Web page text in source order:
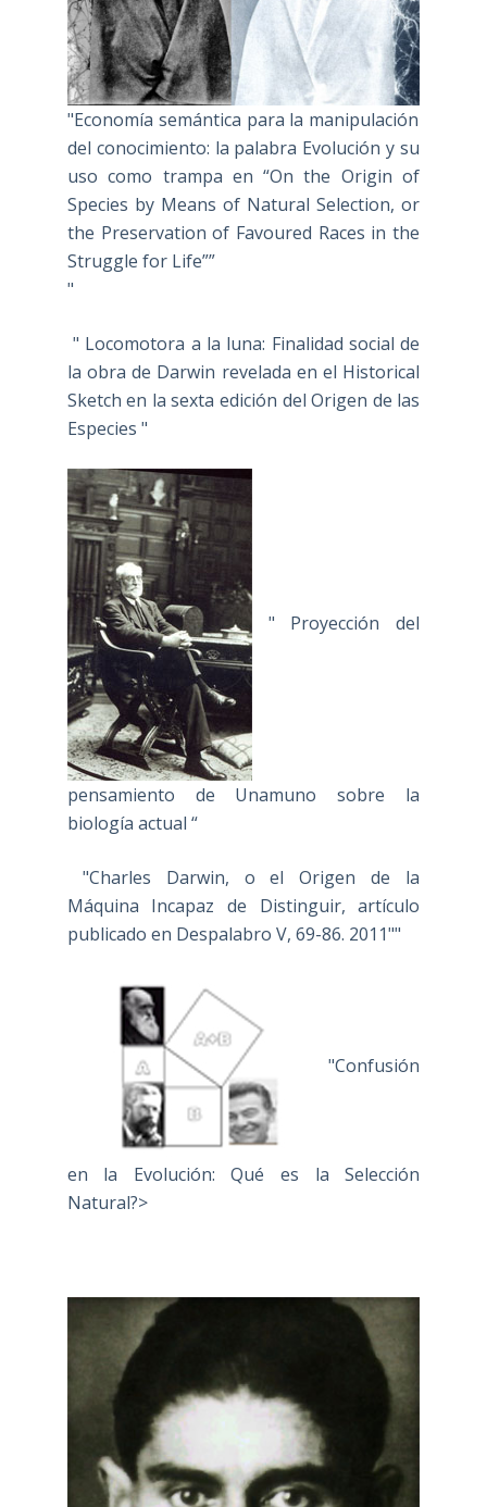
"Economía semántica para la manipulación
del conocimiento: la palabra Evolución y su
uso como trampa en “On the Origin of
Species by Means of Natural Selection, or
the Preservation of Favoured Races in the
Struggle for Life””
"
" Locomotora a la luna: Finalidad social de
la obra de Darwin revelada en el Historical
Sketch en la sexta edición del Origen de las
Especies "
" Proyección del
pensamiento de Unamuno sobre la
biología actual “
"Charles Darwin, o el Origen de la
Máquina Incapaz de Distinguir, artículo
publicado en Despalabro V, 69-86. 2011""
"Confusión
en la Evolución: Qué es la Selección
Natural?>